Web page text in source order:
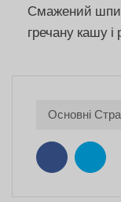
Смажений
гречану кашу
Основні